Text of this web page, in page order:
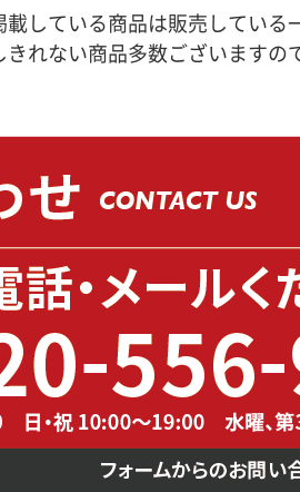
載している商品は販売している
きれない商品多数ございますの